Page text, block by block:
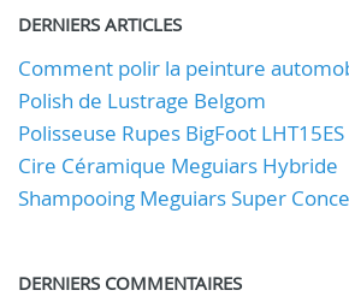
DERNIERS ARTICLES
Comment polir la peinture
Polish de Lustrage Belgom
Polisseuse Rupes BigFoot LHT15ES
Cire Céramique Meguiars Hybride
Shampooing Meguiars Super
DERNIERS COMMENTAIRES